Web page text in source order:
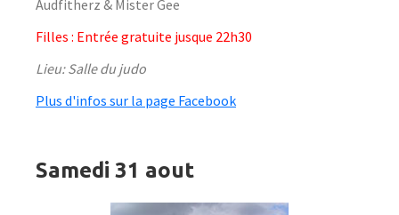
Audfitherz & Mister Gee
Filles : Entrée gratuite jusque 22h30
Lieu: Salle du judo
Plus d'infos sur la page Facebook
Samedi 31 aout